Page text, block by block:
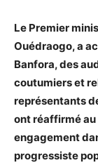
Le Premier
Ouédraogo, a
Banfora, des
coutumiers et
représentants
ont réaffirmé
engagement
progressiste